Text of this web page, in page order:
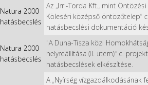
Natura 2000
hatásbecslés
Az „Irri-Torda Kft., mint
Köleséri középső öntözőtelep”
hatásbecslési dokumentáció
Natura 2000
hatásbecslés
"A Duna-Tisza közi
helyreállítása (II. ütem)" c.
hatásbecslések elkészítése.
A „Nyírség vízgazdálkodásának